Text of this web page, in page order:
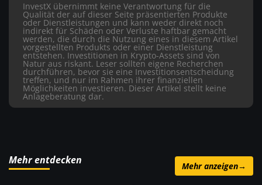
InvestX übernimmt keine Verantwortung für die
Qualität der auf dieser Seite präsentierten Produkte
oder Dienstleistungen und kann weder direkt noch
indirekt für Schäden oder Verluste haftbar gemacht
werden, die durch die Nutzung eines in diesem Artikel
vorgestellten Produkts oder einer Dienstleistung
entstehen. Investitionen in Krypto-Assets sind von
Natur aus riskant. Leser sollten eigene Recherchen
durchführen, bevor sie eine Investitionsentscheidung
treffen, und nur im Rahmen ihrer finanziellen
Möglichkeiten investieren. Dieser Artikel stellt keine
Anlageberatung dar.
Mehr entdecken Mehr anzeigen→